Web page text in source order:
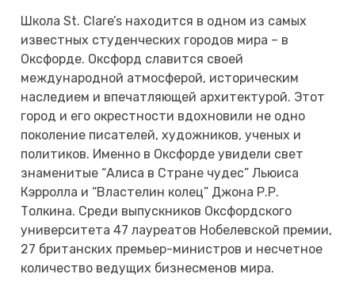
Школа St. Clare’s находится в одном из самых
известных студенческих городов мира – в
Оксфорде. Оксфорд славится своей
международной атмосферой, историческим
наследием и впечатляющей архитектурой. Этот
город и его окрестности вдохновили не одно
поколение писателей, художников, ученых и
политиков. Именно в Оксфорде увидели свет
знаменитые “Алиса в Стране чудес” Льюиса
Кэрролла и “Властелин колец” Джона Р.Р.
Толкина. Среди выпускников Оксфордского
университета 47 лауреатов Нобелевской премии,
27 британских премьер-министров и несчетное
количество ведущих бизнесменов мира.